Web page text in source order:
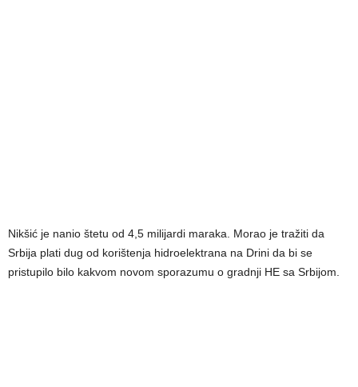
Nikšić je nanio štetu od 4,5 milijardi maraka. Morao je tražiti da
Srbija plati dug od korištenja hidroelektrana na Drini da bi se
pristupilo bilo kakvom novom sporazumu o gradnji HE sa Srbijom.